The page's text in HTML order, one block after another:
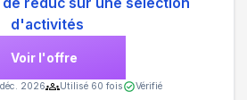
d'activités
Voir l'offre
déc. 2026 Utilisé 60 fois Vérifié